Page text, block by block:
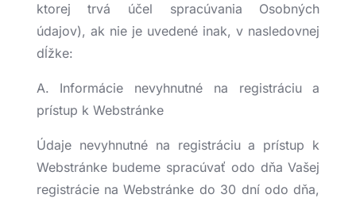
ktorej trvá účel spracúvania Osobných
údajov), ak nie je uvedené inak, v nasledovnej
dĺžke:
A. Informácie nevyhnutné na registráciu a
prístup k Webstránke
Údaje nevyhnutné na registráciu a prístup k
Webstránke budeme spracúvať odo dňa Vašej
registrácie na Webstránke do 30 dní odo dňa,